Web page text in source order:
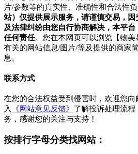
片/参数等的真实性、准确性和合法性负
站）仅提供展示服务，请谨慎交易，
及法律纠纷由您自行协商解决，本平
任何责任。您在本网页可以浏览【物美
有关的网站信息/图片/等及提供的商家
息。
联系方式
在您的合法权益受到侵害时，欢迎您
入
《网站意见反馈》 了解投诉处理流
务，感谢您的关注与支持！
按排行字母分类找网站：